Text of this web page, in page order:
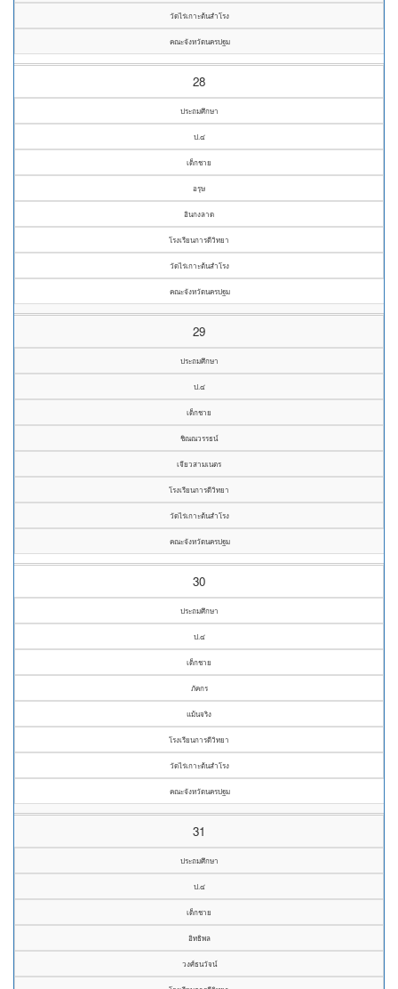
วัดไร่เกาะต้นสำโรง
คณะจังหวัดนครปฐม
28
ประถมศึกษา
ป.๔
เด็กชาย
อรุษ
อินกงลาด
โรงเรียนการดีวิทยา
วัดไร่เกาะต้นสำโรง
คณะจังหวัดนครปฐม
29
ประถมศึกษา
ป.๔
เด็กชาย
ชิณณวรรธน์
เจียวสามเนตร
โรงเรียนการดีวิทยา
วัดไร่เกาะต้นสำโรง
คณะจังหวัดนครปฐม
30
ประถมศึกษา
ป.๔
เด็กชาย
ภัคกร
แม้นจริง
โรงเรียนการดีวิทยา
วัดไร่เกาะต้นสำโรง
คณะจังหวัดนครปฐม
31
ประถมศึกษา
ป.๔
เด็กชาย
อิทธิพล
วงศ์ธนวัจน์